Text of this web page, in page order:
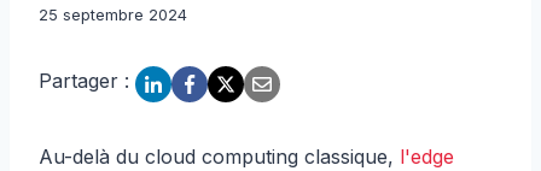
25 septembre 2024
Partager :
Au-delà du cloud computing classique, l'edge